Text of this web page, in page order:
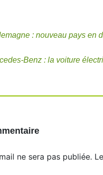
: nouveau pays en
Benz : la voiture
ne sera pas publiée.